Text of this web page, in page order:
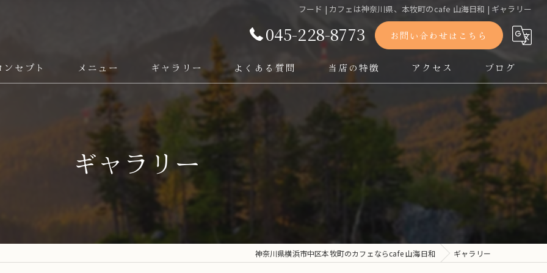
フード | カフェは神奈川県、本牧町のcafe 山海日和 | ギャラリー
045-228-8773 お問い合わせはこちら
ンセプト メニュー
ドリンク
ギャラリー よくある質問 当店の特徴 アクセス ブログ
ギャラリー
神奈川県横浜市中区本牧町のカフェならcafe 山海日和 ギャラリー